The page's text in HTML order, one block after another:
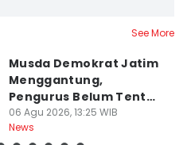
See More
Musda Demokrat Jatim
Menggantung,
Pengurus Belum Tentu
Aman
06 Agu 2026, 13:25 WIB
News